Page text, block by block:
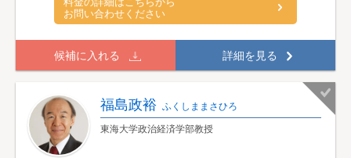
お問い合わせください
候補に入れる 詳細を見る
福島政裕 ふくしままさひろ
東海大学政治経済学部教授